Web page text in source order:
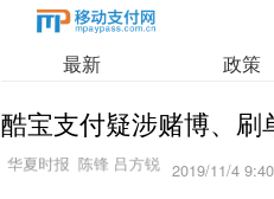
最新 政策
酷宝支付疑涉赌博、
2019/11/4